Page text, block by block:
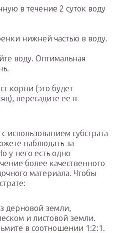
в течение 2 суток воду
нижней частью в воду.
воду. Оптимальная
корни (это будет
пересадите ее в
использованием субстрата
наблюдать за
у него есть одно
более качественного
материала. Чтобы
дерновой земли,
и листовой земли.
в соотношении 1:2:1.